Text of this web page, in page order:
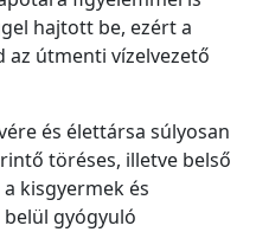
hajtott be, ezért a
útmenti vízelvezető
és élettársa súlyosan
töréses, illetve belső
kisgyermek és
gyógyuló